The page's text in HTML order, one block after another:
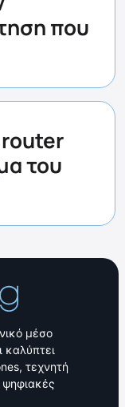
που
του
μέσο
καλύπτει
τεχνητή